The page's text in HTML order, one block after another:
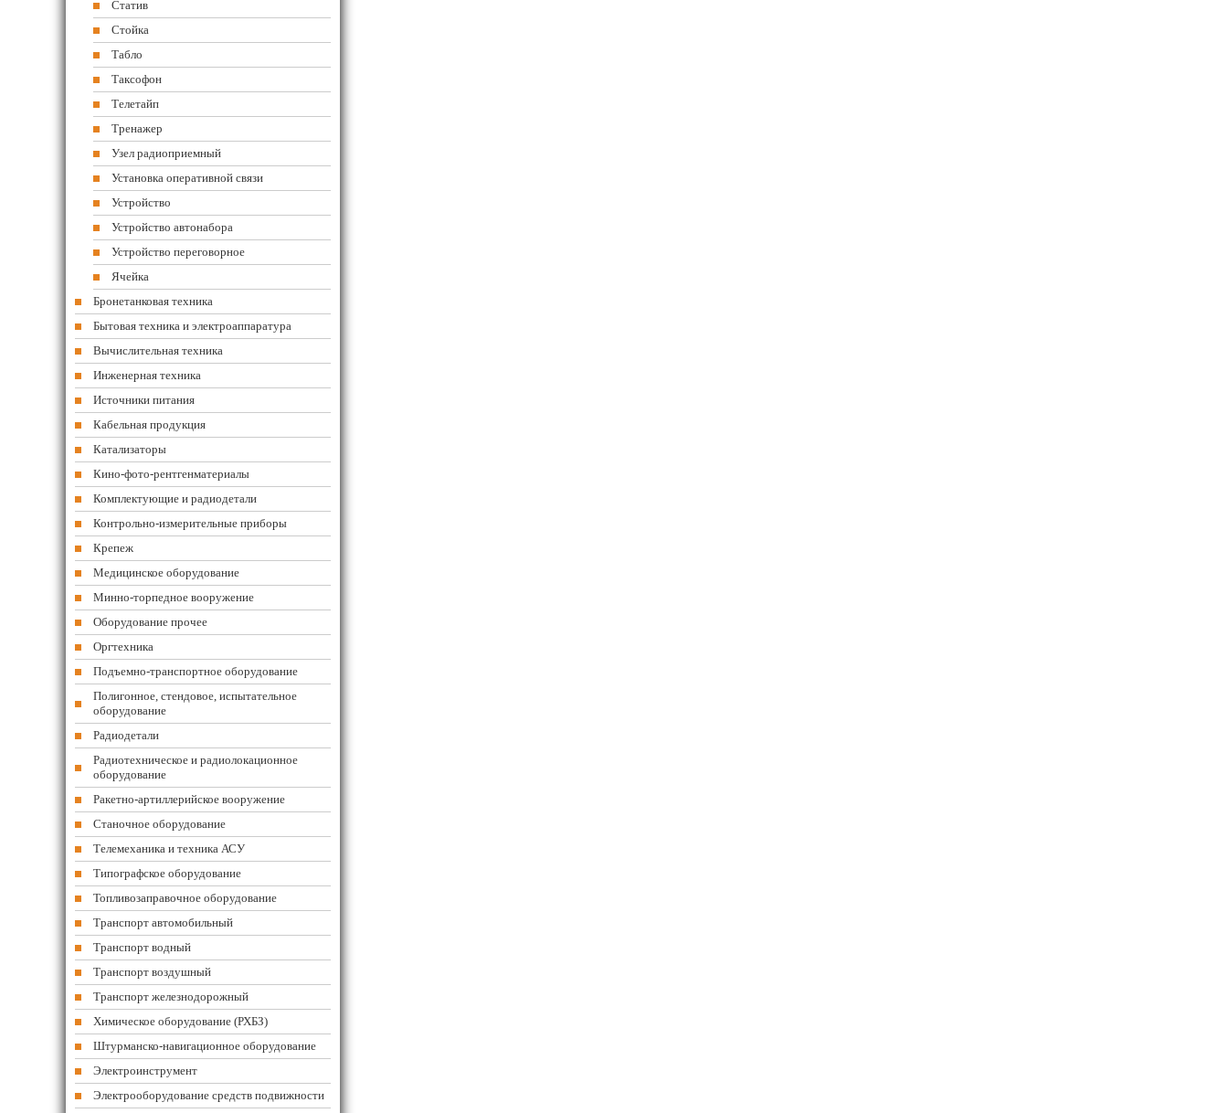
Статив
Стойка
Табло
Таксофон
Телетайп
Тренажер
Узел радиоприемный
Установка оперативной связи
Устройство
Устройство автонабора
Устройство переговорное
Ячейка
Бронетанковая техника
Бытовая техника и электроаппаратура
Вычислительная техника
Инженерная техника
Источники питания
Кабельная продукция
Катализаторы
Кино-фото-рентгенматериалы
Комплектующие и радиодетали
Контрольно-измерительные приборы
Крепеж
Медицинское оборудование
Минно-торпедное вооружение
Оборудование прочее
Оргтехника
Подъемно-транспортное оборудование
Полигонное, стендовое, испытательное
оборудование
Радиодетали
Радиотехническое и радиолокационное
оборудование
Ракетно-артиллерийское вооружение
Станочное оборудование
Телемеханика и техника АСУ
Типографское оборудование
Топливозаправочное оборудование
Транспорт автомобильный
Транспорт водный
Транспорт воздушный
Транспорт железнодорожный
Химическое оборудование (РХБЗ)
Штурманско-навигационное оборудование
Электроинструмент
Электрооборудование средств подвижности